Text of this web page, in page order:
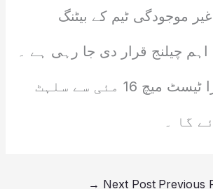
موجودگی ٹیم کے بیٹنگ
اہم چیلنج قرار دی جا رہی ہے ۔
سیریز کا دوسرا ٹیسٹ میچ 16 مئی سے سلہٹ
گا ۔
Next Post
→